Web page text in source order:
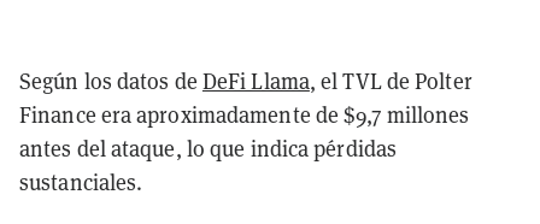
Según los datos de DeFi Llama, el TVL de Polter
Finance era aproximadamente de $9,7 millones
antes del ataque, lo que indica pérdidas
sustanciales.